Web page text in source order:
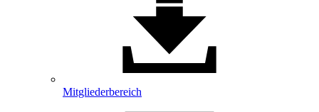
Mitglieder­bereich